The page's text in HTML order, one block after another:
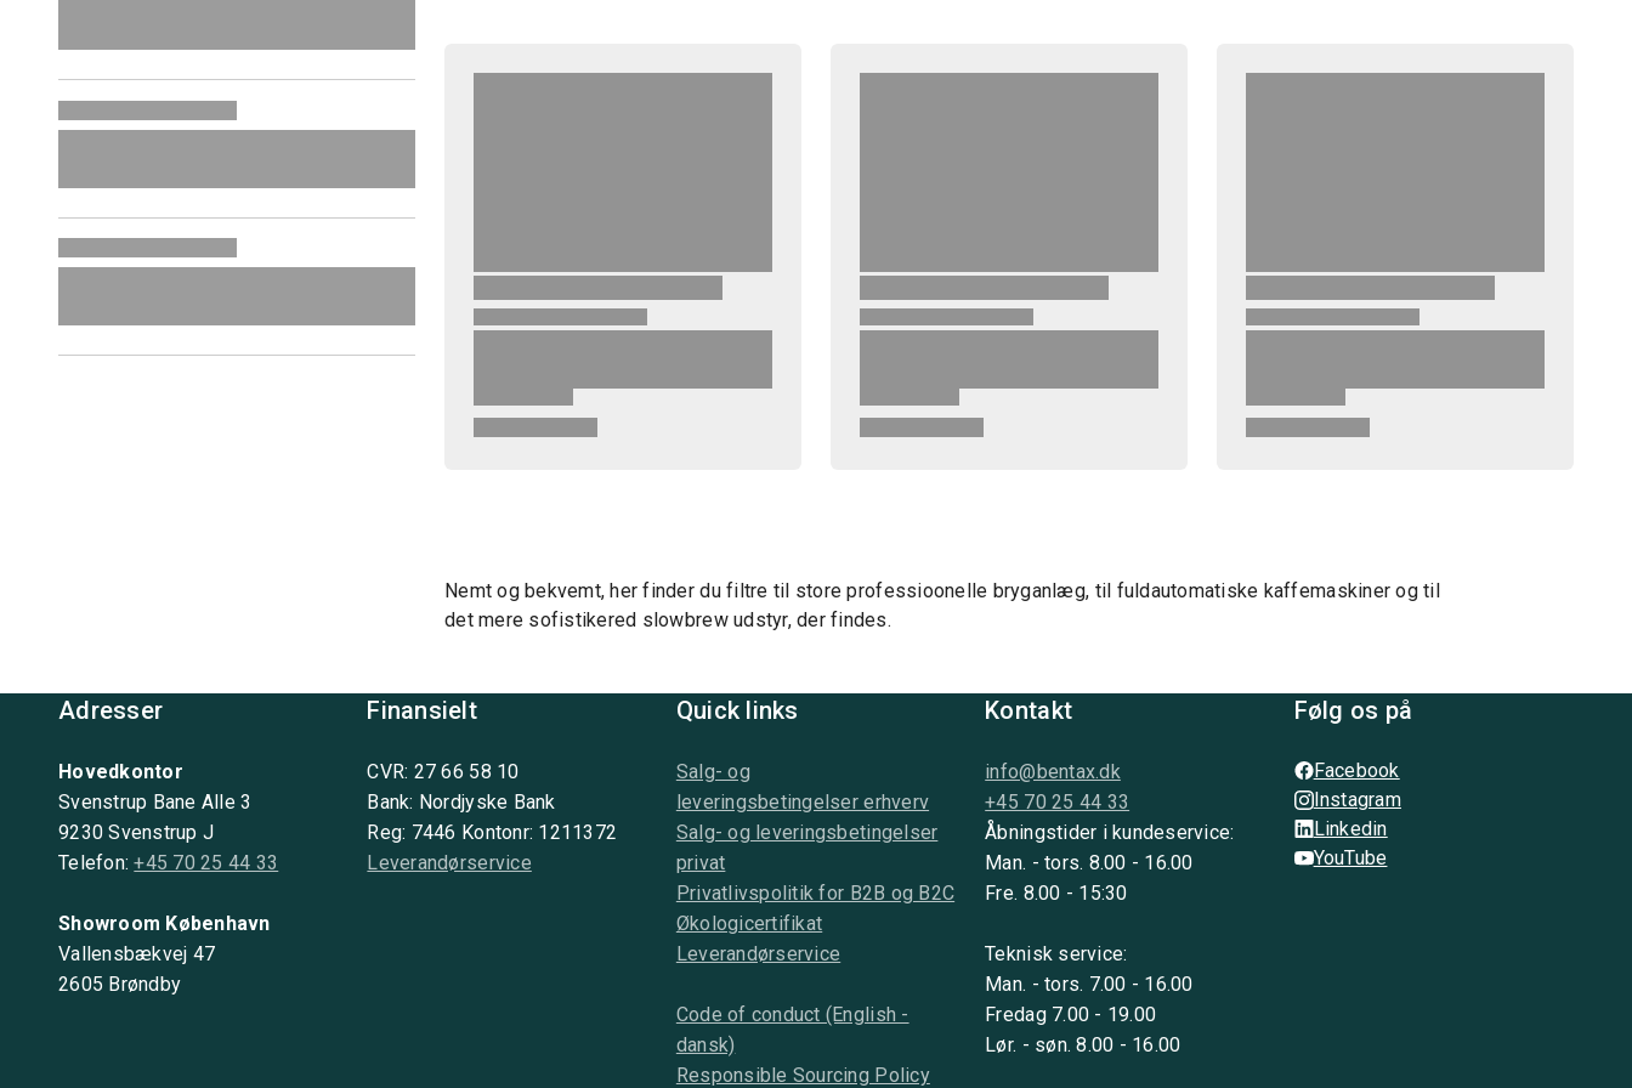
Nemt og bekvemt, her finder du filtre til store professioonelle bryganlæg, til fuldautomatiske kaffemaskiner og til
det mere sofistikered slowbrew udstyr, der findes.
Adresser
Hovedkontor
Svenstrup Bane Alle 3
9230 Svenstrup J
Telefon:+45 70 25 44 33
Showroom København
Vallensbækvej 47
2605 Brøndby
Finansielt
CVR: 27 66 58 10
Bank: Nordjyske Bank
Reg: 7446 Kontonr: 1211372
Leverandørservice
Quick links
Salg- og
leveringsbetingelser erhverv
Salg- og leveringsbetingelser
privat
Privatlivspolitik for B2B og B2C
Økologicertifikat
Leverandørservice
Code of conduct (English -
dansk)
Responsible Sourcing Policy
Kontakt
info@bentax.dk
+45 70 25 44 33
Åbningstider i kundeservice:
Man. - tors. 8.00 - 16.00
Fre. 8.00 - 15:30
Teknisk service:
Man. - tors. 7.00 - 16.00
Fredag 7.00 - 19.00
Lør. - søn. 8.00 - 16.00
Følg os på
Facebook
Instagram
Linkedin
YouTube